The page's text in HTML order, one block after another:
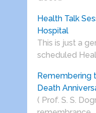
Health Talk
Hospital
This is just a
scheduled
Remembering
Death
( Prof. S. S.